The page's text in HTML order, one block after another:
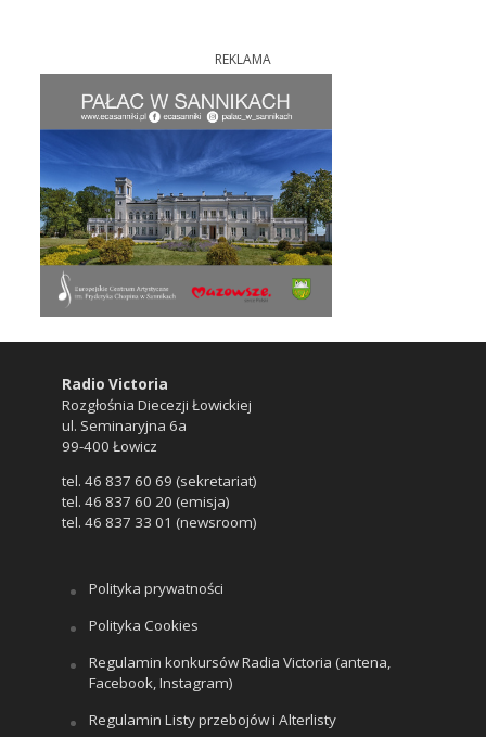
REKLAMA
Radio Victoria
Rozgłośnia Diecezji Łowickiej
ul. Seminaryjna 6a
99-400 Łowicz
tel. 46 837 60 69 (sekretariat)
tel. 46 837 60 20 (emisja)
tel. 46 837 33 01 (newsroom)
Polityka prywatności
Polityka Cookies
Regulamin konkursów Radia Victoria (antena,
Facebook, Instagram)
Regulamin Listy przebojów i Alterlisty